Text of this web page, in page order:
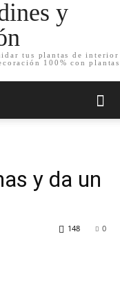
y
tus plantas de interior
100% con plantas
y da un
0
148